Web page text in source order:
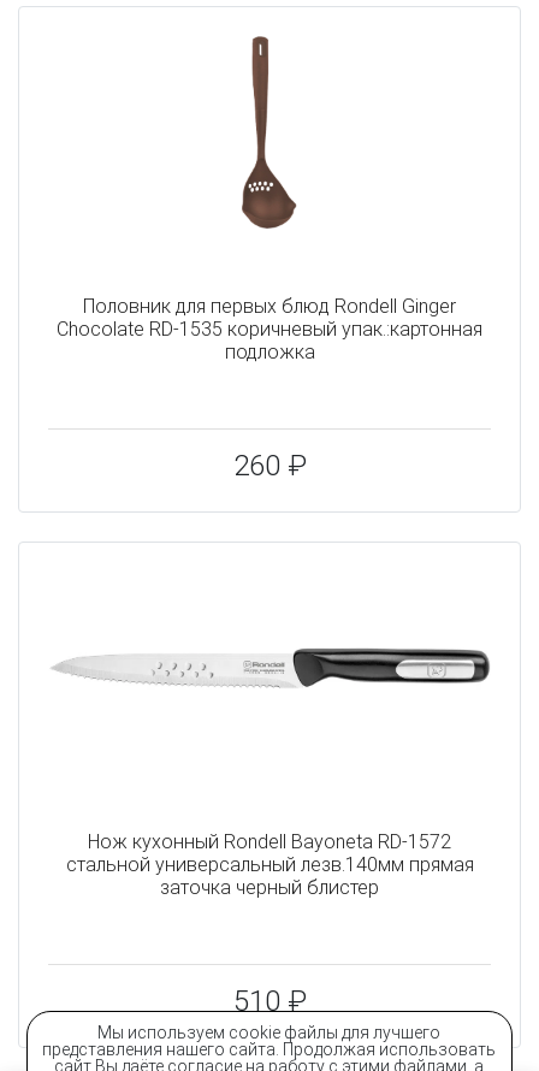
Мы используем cookie файлы для лучшего
представления нашего сайта. Продолжая использовать
сайт Вы даёте согласие на работу с этими файлами, а
Половник для первых блюд Rondell Ginger
Chocolate RD-1535 коричневый упак.:картонная
подложка
260 ₽
Нож кухонный Rondell Bayoneta RD-1572
стальной универсальный лезв.140мм прямая
заточка черный блистер
510 ₽